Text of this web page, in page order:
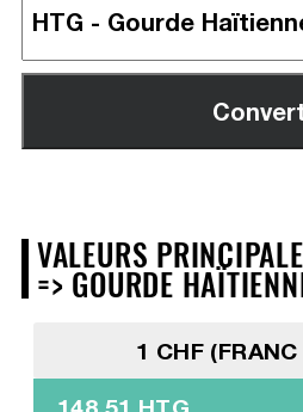
VALEURS
=> GOURDE
1 CHF
148,51 HTG